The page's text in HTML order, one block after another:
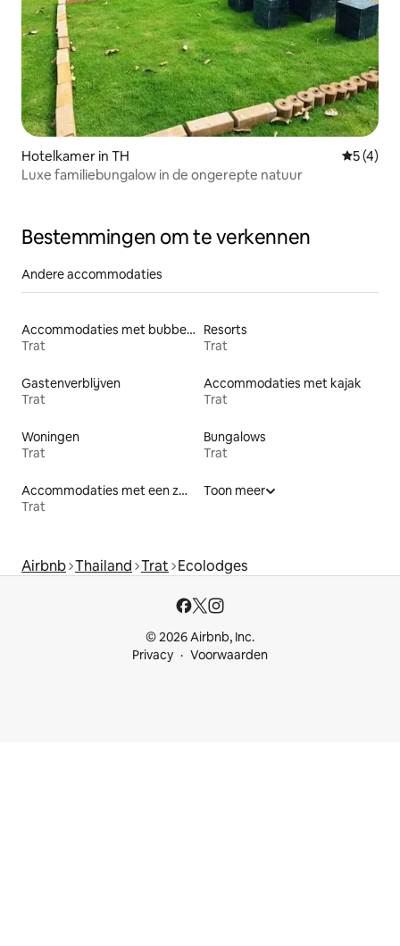
Hotelkamer in TH
5 (4)
Luxe familiebungalow in de ongerepte natuur
Bestemmingen om te verkennen
Andere accommodaties
Accommodaties met bubbelbad
Trat
Resorts
Trat
Gastenverblijven
Trat
Accommodaties met kajak
Trat
Woningen
Trat
Bungalows
Trat
Accommodaties met een zwembad
Trat
Toon meer
Airbnb Thailand Trat Ecolodges
© 2026 Airbnb, Inc.
Privacy
Voorwaarden